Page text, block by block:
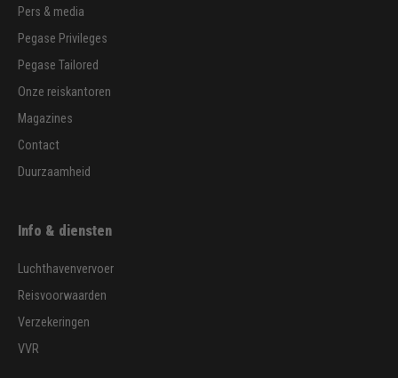
Pers & media
Pegase Privileges
Pegase Tailored
Onze reiskantoren
Magazines
Contact
Duurzaamheid
Info & diensten
Luchthavenvervoer
Reisvoorwaarden
Verzekeringen
VVR